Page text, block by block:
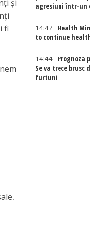
și
fi
agresiuni într-un
14:47
Health
to continue
14:44
Prognoza
Se va trece brusc
furtuni